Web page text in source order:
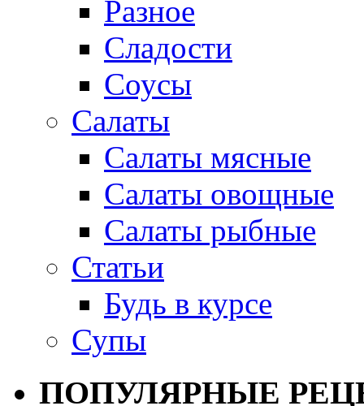
Разное
Сладости
Соусы
Салаты
Салаты мясные
Салаты овощные
Салаты рыбные
Статьи
Будь в курсе
Супы
ПОПУЛЯРНЫЕ